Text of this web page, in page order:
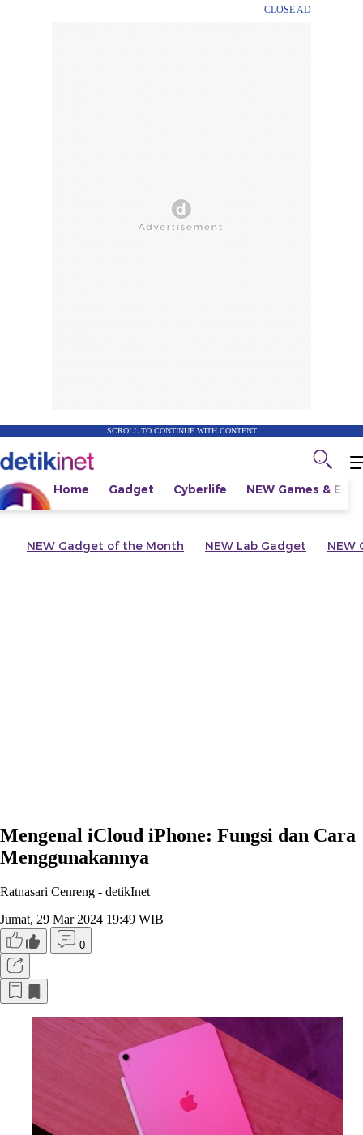
CLOSE AD
SCROLL TO CONTINUE WITH CONTENT
Home Gadget Cyberlife NEW Games &
NEW Gadget of the Month NEW Lab Gadget NEW
Mengenal iCloud iPhone: Fungsi dan Cara
Menggunakannya
Ratnasari Cenreng - detikInet
Jumat, 29 Mar 2024 19:49 WIB
0